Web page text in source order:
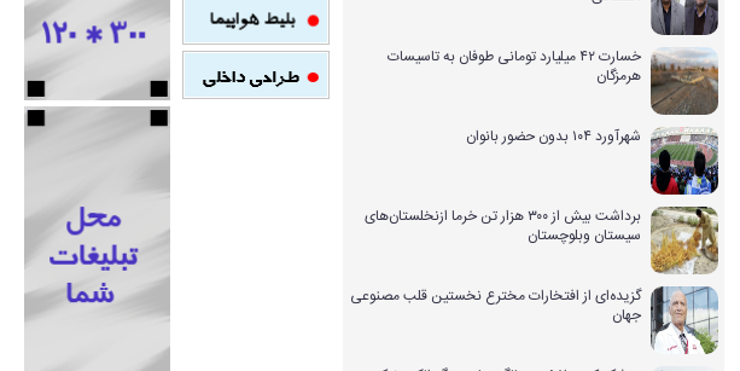
خسارت ۴۲ میلیارد تومانی طوفان به تاسیسات
هرمزگان
شهرآورد ۱۰۴ بدون حضور بانوان
برداشت بیش از ۳۰۰ هزار تن خرما ازنخلستان‌های
سیستان وبلوچستان
گزیده‌ای از افتخارات مخترع نخستین قلب مصنوعی
جهان